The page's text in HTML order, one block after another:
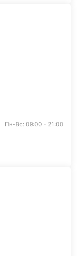
Пн-Вс: 09:00 - 21:00